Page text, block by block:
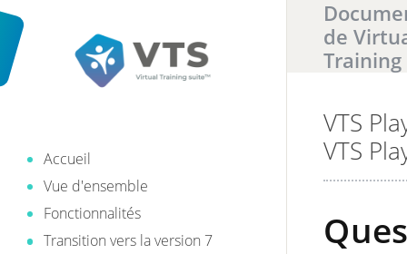
de
Training
Accueil
Vue d'ensemble
Fonctionnalités
Transition vers la version 7
Il y a0
VTS
VTS